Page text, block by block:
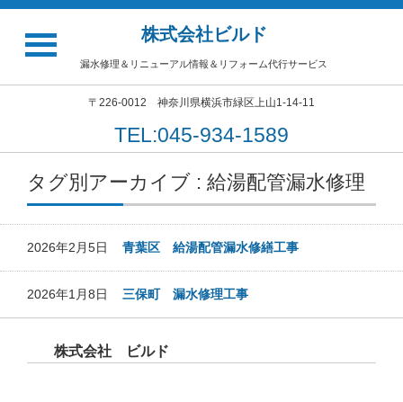
株式会社ビルド
漏水修理＆リニューアル情報＆リフォーム代行サービス
〒226-0012 神奈川県横浜市緑区上山1-14-11
TEL:045-934-1589
タグ別アーカイブ : 給湯配管漏水修理
2026年2月5日 青葉区 給湯配管漏水修繕工事
2026年1月8日 三保町 漏水修理工事
株式会社 ビルド